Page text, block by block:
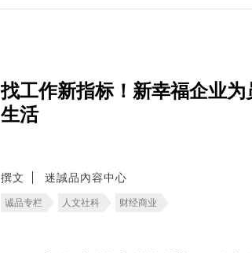
找工作新指标！新幸福企业
生活
撰文 迷誠品內容中心
诚品专栏 人文社科 财经商业